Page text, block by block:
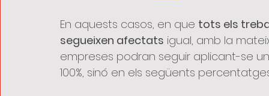
En aquests casos, en que tots els
segueixen afectats igual, amb la
empreses podran seguir aplicant-se
100%, sinó en els següents